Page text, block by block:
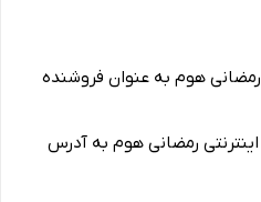
رمضانی هوم به عنوان فروشنده
رمضانی هوم به آدرس